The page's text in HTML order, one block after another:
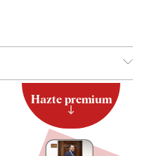
Hazte premium